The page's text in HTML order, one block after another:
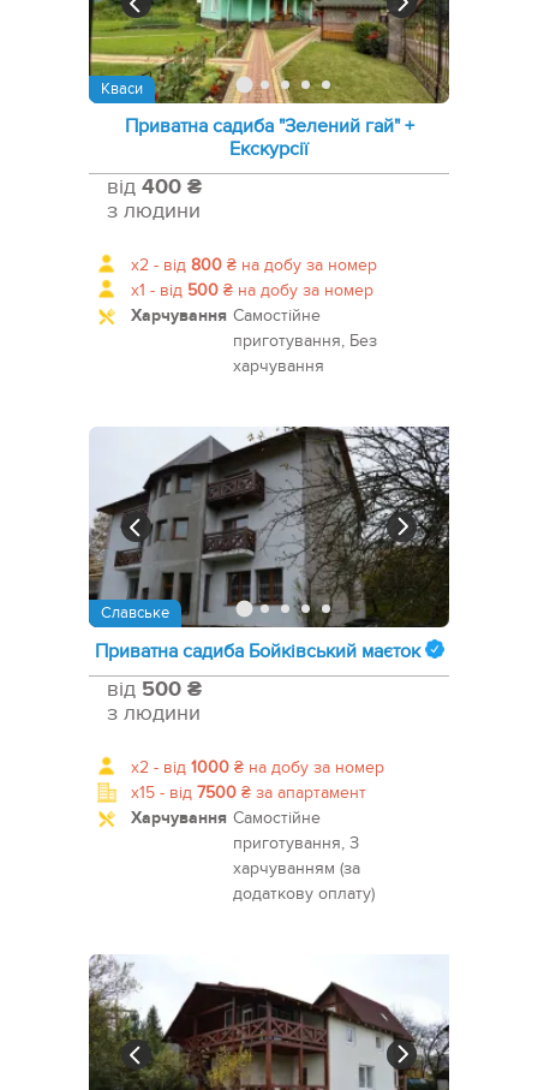
Кваси
Приватна садиба "Зелений гай" +
Екскурсії
від 400 ₴
з людини
x2 - від 800 ₴ на добу за номер
x1 - від 500 ₴ на добу за номер
Харчування Самостійне
приготування, Без
харчування
Славське
Приватна садиба Бойківський маєток
від 500 ₴
з людини
x2 - від 1000 ₴ на добу за номер
x15 - від 7500 ₴ за апартамент
Харчування Самостійне
приготування, З
харчуванням (за
додаткову оплату)